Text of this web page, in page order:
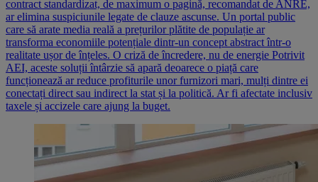
contract standardizat, de maximum o pagină, recomandat de ANRE,
ar elimina suspiciunile legate de clauze ascunse. Un portal public
care să arate media reală a prețurilor plătite de populație ar
transforma economiile potențiale dintr-un concept abstract într-o
realitate ușor de înțeles. O criză de încredere, nu de energie Potrivit
AEI, aceste soluții întârzie să apară deoarece o piață care
funcționează ar reduce profiturile unor furnizori mari, mulți dintre ei
conectați direct sau indirect la stat și la politică. Ar fi afectate inclusiv
taxele și accizele care ajung la buget.